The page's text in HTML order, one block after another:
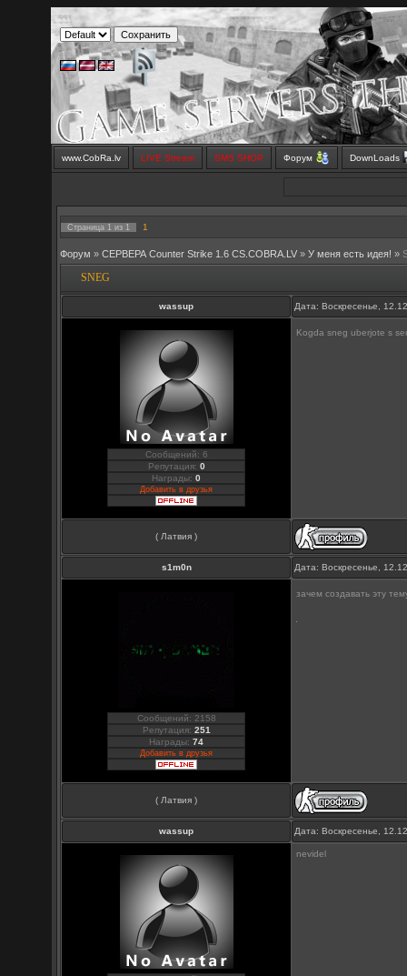
www.CobRa.lv LIVE Stream SMS SHOP Форум DownLoads
Страница 1 из 1 1
Форум » СЕРВЕРА Counter Strike 1.6 CS.COBRA.LV » У меня есть идея! »
SNEG
wassup Дата: Воскресенье,
Сообщений: 6
Репутация: 0
Награды:0
Добавить в друзья
Kogda sneg uberjote s
( Латвия )
s1m0n Дата: Воскресенье,
Сообщений: 2158
Репутация: 251
Награды:74
Добавить в друзья
зачем создавать эту
( Латвия )
wassup Дата: Воскресенье,
nevidel